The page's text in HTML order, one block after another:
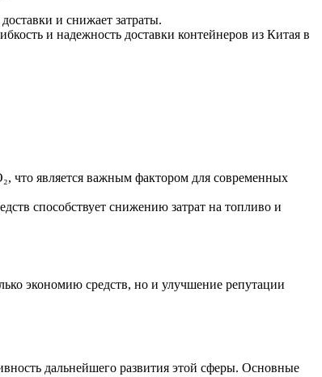
и снижает затраты.
и надежность доставки контейнеров из Китая в
что является важным фактором для современных
способствует снижению затрат на топливо и
экономию средств, но и улучшение репутации
дальнейшего развития этой сферы. Основные